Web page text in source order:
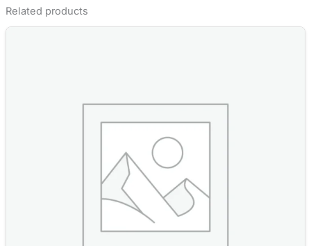
Related products